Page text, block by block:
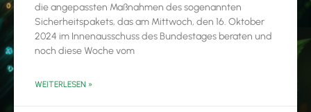
die angepassten Maßnahmen des sogenannten
Sicherheitspakets, das am Mittwoch, den 16. Oktober
2024 im Innenausschuss des Bundestages beraten und
noch diese Woche vom
WEITERLESEN »